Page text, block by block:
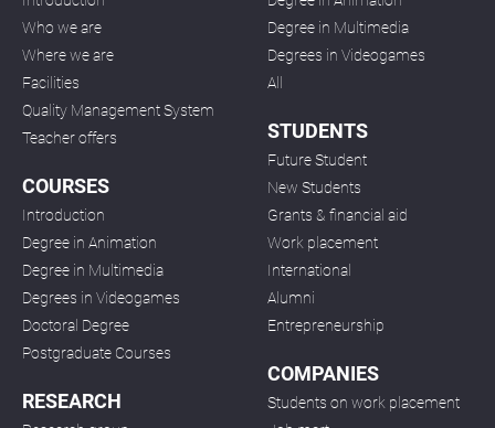
Who we are
Where we are
Facilities
Quality Management System
Teacher offers
COURSES
Introduction
Degree in Animation
Degree in Multimedia
Degrees in Videogames
Doctoral Degree
Postgraduate Courses
RESEARCH
Degree in Multimedia
Degrees in Videogames
All
STUDENTS
Future Student
New Students
Grants & financial aid
Work placement
International
Alumni
Entrepreneurship
COMPANIES
Students on work placement